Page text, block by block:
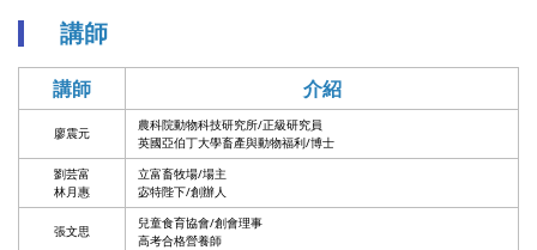
講師
講師 介紹
廖震元
農科院動物科技研究所/正級研究員
英國亞伯丁大學畜產與動物福利/博士
劉芸富
林月惠
立富畜牧場/場主
宓特陛下/創辦人
張文思
兒童食育協會/創會理事
高考合格營養師